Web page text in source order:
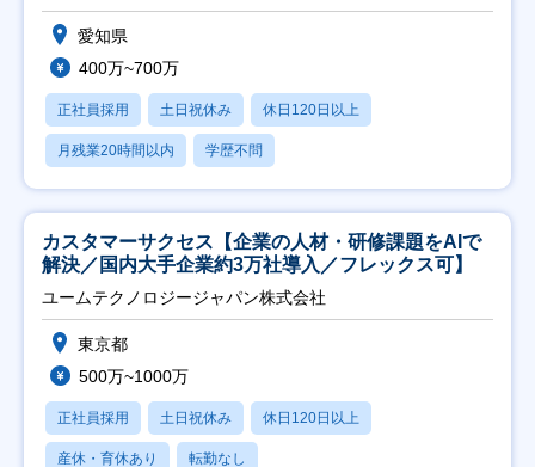
愛知県
400万~700万
正社員採用 土日祝休み 休日120日以上
月残業20時間以内 学歴不問
カスタマーサクセス【企業の人材・研修課題をAIで
解決／国内大手企業約3万社導入／フレックス可】
ユームテクノロジージャパン株式会社
東京都
500万~1000万
正社員採用 土日祝休み 休日120日以上
産休・育休あり 転勤なし